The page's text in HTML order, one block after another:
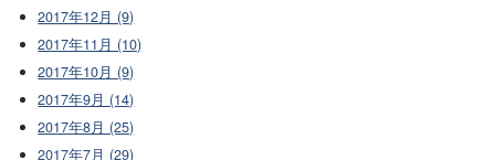
2017年12月 (9)
2017年11月 (10)
2017年10月 (9)
2017年9月 (14)
2017年8月 (25)
2017年7月 (29)